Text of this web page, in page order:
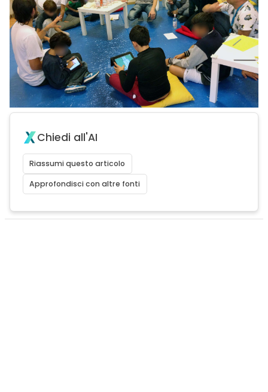
Chiedi all'AI
Riassumi questo articolo
Approfondisci con altre fonti